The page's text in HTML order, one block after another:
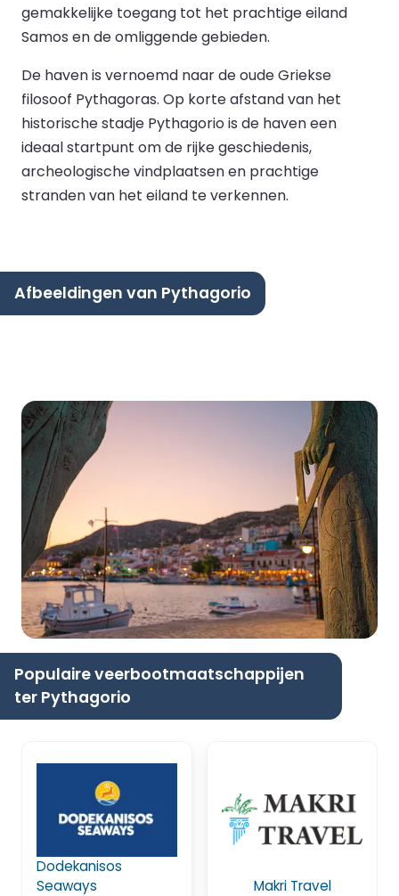
gemakkelijke toegang tot het prachtige eiland
Samos en de omliggende gebieden.
De haven is vernoemd naar de oude Griekse
filosoof Pythagoras. Op korte afstand van het
historische stadje Pythagorio is de haven een
ideaal startpunt om de rijke geschiedenis,
archeologische vindplaatsen en prachtige
stranden van het eiland te verkennen.
Afbeeldingen van Pythagorio
Populaire veerbootmaatschappijen
ter Pythagorio
Dodekanisos
Seaways
Makri Travel